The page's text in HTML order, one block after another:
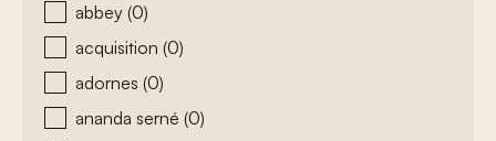
abbey (0)
acquisition (0)
adornes (0)
ananda serné (0)